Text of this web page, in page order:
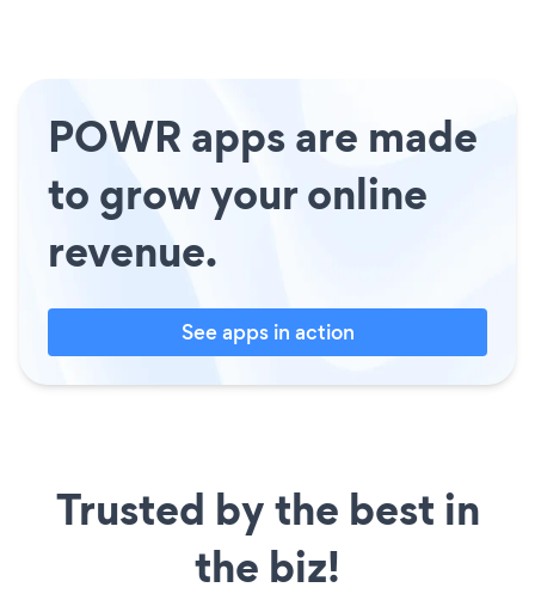
POWR apps are made
to grow your online
revenue.
See apps in action
Trusted by the best in
the biz!